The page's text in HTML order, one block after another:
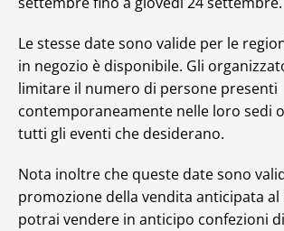
Le stesse date sono valide per le
in negozio è disponibile. Gli
limitare il numero di persone presenti
contemporaneamente nelle loro sedi
tutti gli eventi che desiderano.
Nota inoltre che queste date sono
promozione della vendita anticipata al
potrai vendere in anticipo confezioni di